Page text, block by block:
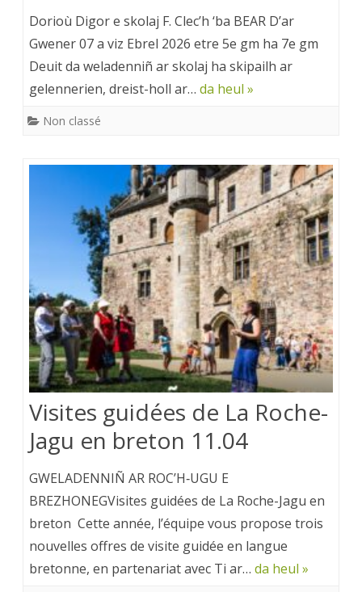
Dorioù Digor e skolaj F. Clec’h ‘ba BEAR D’ar
Gwener 07 a viz Ebrel 2026 etre 5e gm ha 7e gm
Deuit da weladenniñ ar skolaj ha skipailh ar
gelennerien, dreist-holl ar… da heul »
Non classé
Visites guidées de La Roche-
Jagu en breton 11.04
GWELADENNIÑ AR ROC’H‑UGU E
BREZHONEGVisites guidées de La Roche-Jagu en
breton Cette année, l’équipe vous propose trois
nouvelles offres de visite guidée en langue
bretonne, en partenariat avec Ti ar… da heul »